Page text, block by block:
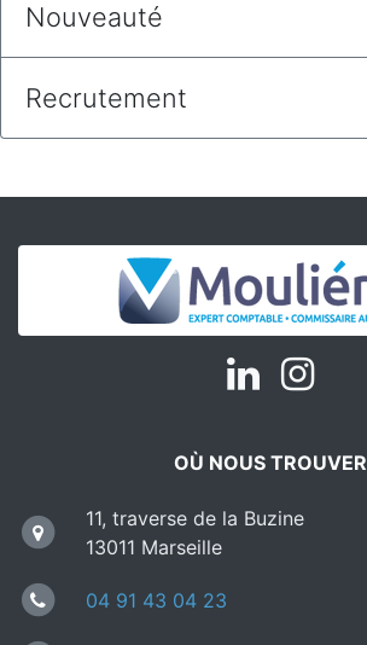
Nouveauté
Recrutement
OÙ NOUS TROUVER
11, traverse de la Buzine
13011 Marseille
04 91 43 04 23